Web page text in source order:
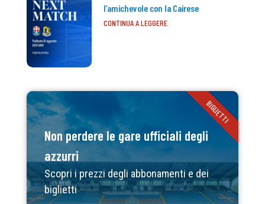
l’amichevole con la Cairese
CONTINUA A LEGGERE
Non perdere le gare ufficiali degli
azzurri
Scopri i prezzi degli abbonamenti e dei
biglietti
BIGLIETTI